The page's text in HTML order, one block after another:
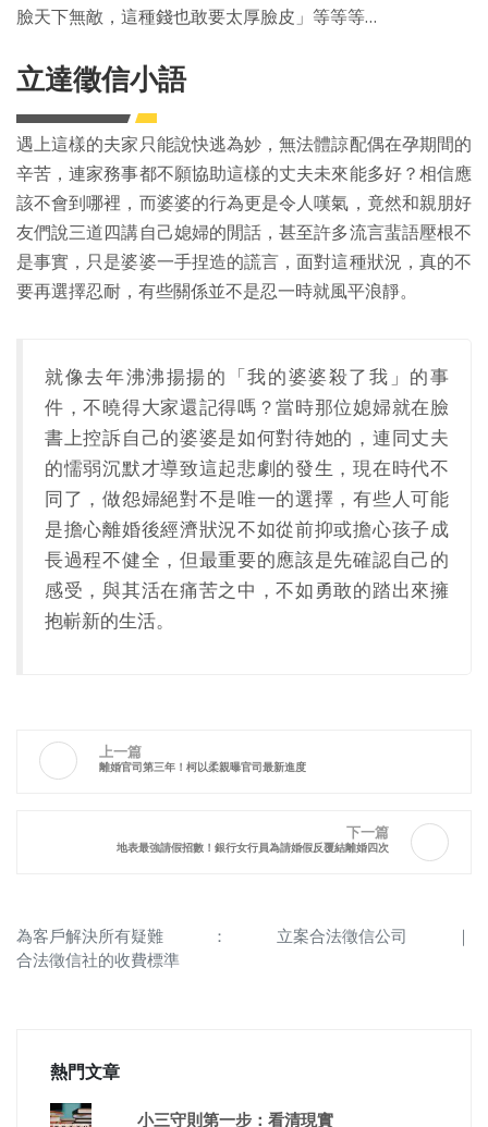
臉天下無敵，這種錢也敢要太厚臉皮」等等等…
立達徵信小語
遇上這樣的夫家只能說快逃為妙，無法體諒配偶在孕期間的
辛苦，連家務事都不願協助這樣的丈夫未來能多好？相信應
該不會到哪裡，而婆婆的行為更是令人嘆氣，竟然和親朋好
友們說三道四講自己媳婦的閒話，甚至許多流言蜚語壓根不
是事實，只是婆婆一手捏造的謊言，面對這種狀況，真的不
要再選擇忍耐，有些關係並不是忍一時就風平浪靜。
就像去年沸沸揚揚的「我的婆婆殺了我」的事
件，不曉得大家還記得嗎？當時那位媳婦就在臉
書上控訴自己的婆婆是如何對待她的，連同丈夫
的懦弱沉默才導致這起悲劇的發生，現在時代不
同了，做怨婦絕對不是唯一的選擇，有些人可能
是擔心離婚後經濟狀況不如從前抑或擔心孩子成
長過程不健全，但最重要的應該是先確認自己的
感受，與其活在痛苦之中，不如勇敢的踏出來擁
抱嶄新的生活。
上一篇
離婚官司第三年！柯以柔親曝官司最新進度
下一篇
地表最強請假招數！銀行女行員為請婚假反覆結離婚四次
為客戶解決所有疑難 ： 立案合法徵信公司 ｜
合法徵信社的收費標準
熱門文章
小三守則第一步：看清現實